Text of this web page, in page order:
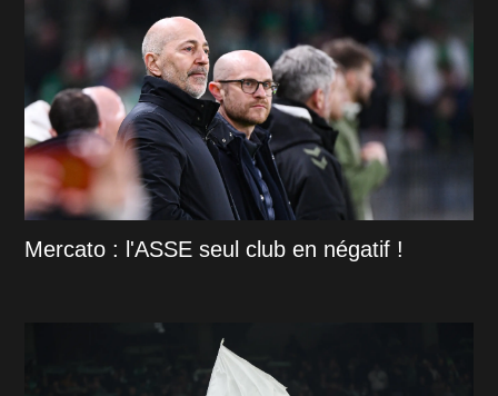
Mercato : l'ASSE seul club en négatif !